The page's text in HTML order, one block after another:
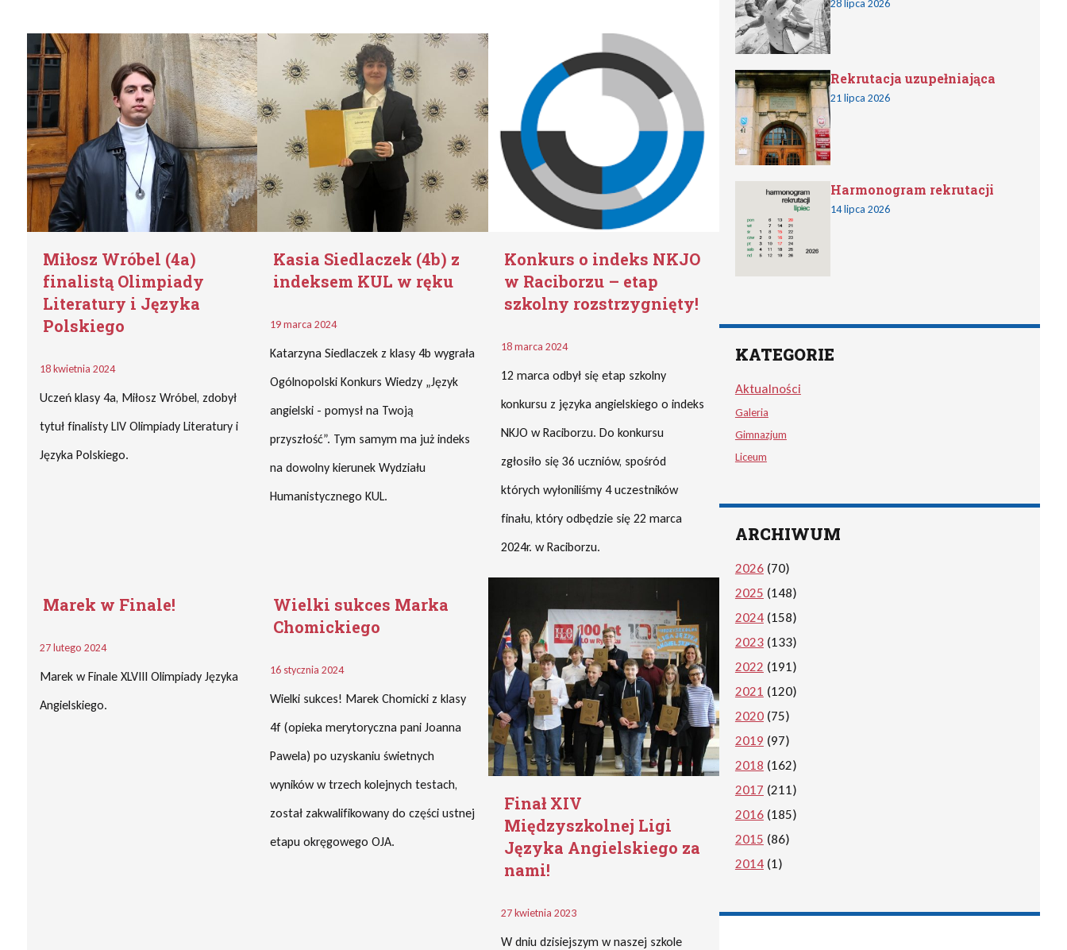
Miłosz Wróbel (4a)
finalistą Olimpiady
Literatury i Języka
Polskiego
18 kwietnia 2024
Uczeń klasy 4a, Miłosz Wróbel, zdobył
tytuł finalisty LIV Olimpiady Literatury i
Języka Polskiego.
Kasia Siedlaczek (4b) z
indeksem KUL w ręku
19 marca 2024
Katarzyna Siedlaczek z klasy 4b wygrała
Ogólnopolski Konkurs Wiedzy „Język
angielski - pomysł na Twoją
przyszłość”. Tym samym ma już indeks
na dowolny kierunek Wydziału
Humanistycznego KUL.
Konkurs o indeks NKJO
w Raciborzu – etap
szkolny rozstrzygnięty!
18 marca 2024
12 marca odbył się etap szkolny
konkursu z języka angielskiego o indeks
NKJO w Raciborzu. Do konkursu
zgłosiło się 36 uczniów, spośród
których wyłoniliśmy 4 uczestników
finału, który odbędzie się 22 marca
2024r. w Raciborzu.
Marek w Finale!
27 lutego 2024
Marek w Finale XLVIII Olimpiady Języka
Angielskiego.
Wielki sukces Marka
Chomickiego
16 stycznia 2024
Wielki sukces! Marek Chomicki z klasy
4f (opieka merytoryczna pani Joanna
Pawela) po uzyskaniu świetnych
wyników w trzech kolejnych testach,
został zakwalifikowany do części ustnej
etapu okręgowego OJA.
Finał XIV
Międzyszkolnej Ligi
Języka Angielskiego za
nami!
27 kwietnia 2023
W dniu dzisiejszym w naszej szkole
28 lipca 2026
Rekrutacja uzupełniająca
21 lipca 2026
Harmonogram rekrutacji
14 lipca 2026
KATEGORIE
Aktualności
Galeria
Gimnazjum
Liceum
ARCHIWUM
2026(70)
2025 (148)
2024(158)
2023(133)
2022 (191)
2021 (120)
2020(75)
2019 (97)
2018 (162)
2017 (211)
2016(185)
2015 (86)
2014(1)